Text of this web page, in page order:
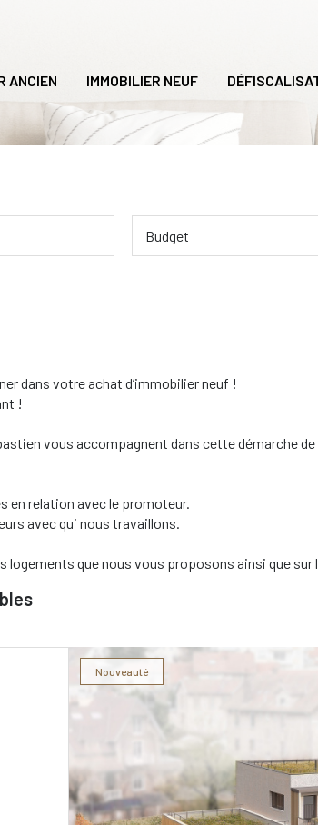
ANCIEN IMMOBILIER NEUF
Budget
dans votre achat d’immobilier neuf !
!
vous accompagnent dans cette démarche
en relation avec le promoteur.
avec qui nous travaillons.
logements que nous vous proposons ainsi que
Nouveauté